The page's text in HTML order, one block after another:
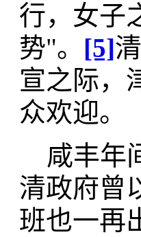
行，女子
势"。 [5]
宣之际，
众欢迎。
咸丰年
清政府曾
班也一再